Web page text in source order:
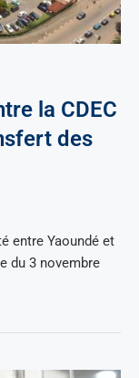
la CDEC
des
entre Yaoundé et
du 3 novembre